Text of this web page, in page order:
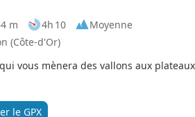
m 4h 10
Moyenne
(Côte-d'Or)
vous mènera des vallons aux
le GPX